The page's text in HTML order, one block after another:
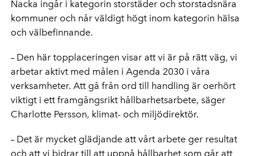
Nacka ingår i kategorin storstäder och storstadsnära
kommuner och når väldigt högt inom kategorin hälsa
och välbefinnande.
– Den här topplaceringen visar att vi är på rätt väg, vi
arbetar aktivt med målen i Agenda 2030 i våra
verksamheter. Att gå från ord till handling är oerhört
viktigt i ett framgångsrikt hållbarhetsarbete, säger
Charlotte Persson, klimat- och miljödirektör.
– Det är mycket glädjande att vårt arbete ger resultat
och att vi bidrar till att uppnå hållbarhet som går att